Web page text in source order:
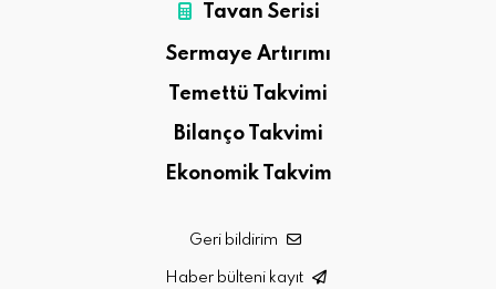
Tavan Serisi
Sermaye Artırımı
Temettü Takvimi
Bilanço Takvimi
Ekonomik Takvim
Geri bildirim
Haber bülteni kayıt